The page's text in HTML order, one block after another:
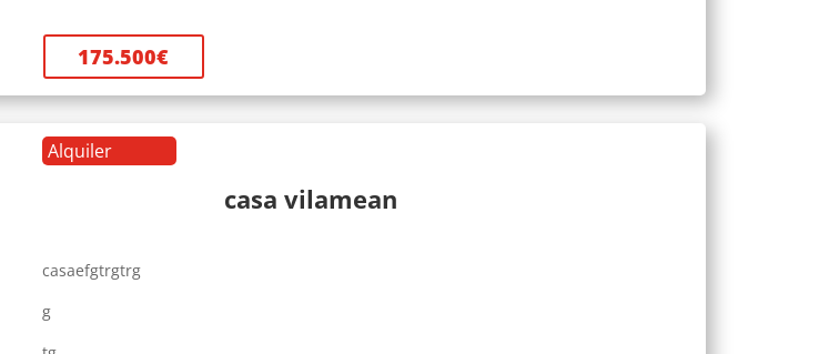
175.500€
Alquiler
casa vilamean
casaefgtrgtrg
g